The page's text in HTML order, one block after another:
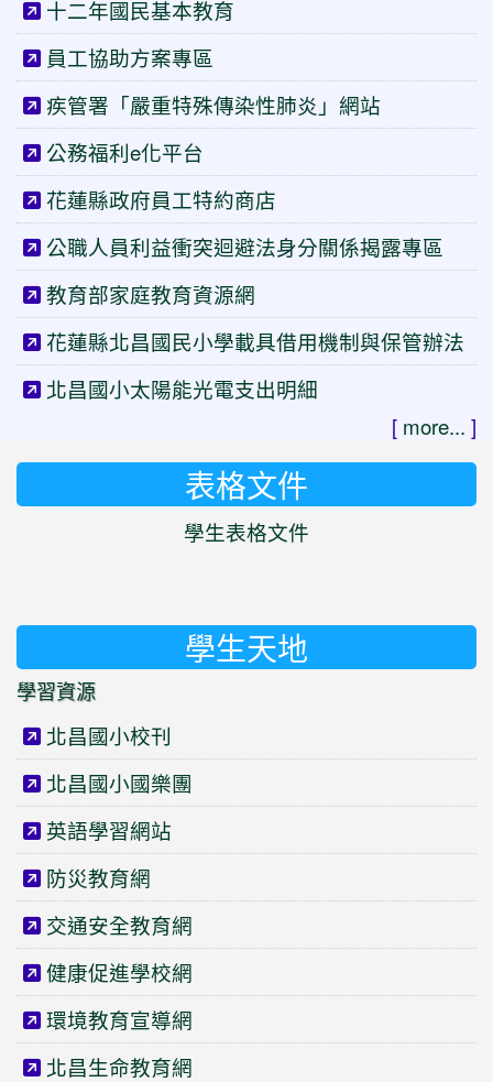
十二年國民基本教育
員工協助方案專區
疾管署「嚴重特殊傳染性肺炎」網站
公務福利e化平台
花蓮縣政府員工特約商店
公職人員利益衝突迴避法身分關係揭露專區
教育部家庭教育資源網
花蓮縣北昌國民小學載具借用機制與保管辦法
北昌國小太陽能光電支出明細
[ more... ]
表格文件
學生表格文件
學生天地
學習資源
北昌國小校刊
北昌國小國樂團
英語學習網站
防災教育網
交通安全教育網
健康促進學校網
環境教育宣導網
北昌生命教育網